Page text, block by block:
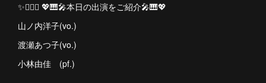
✨💁🏻‍♀️ 💖🎹🎤本日の出演をご紹介🎤🎹💖
山ノ内洋子(vo.)
渡瀬あつ子(vo.)
小林由佳 (pf.)